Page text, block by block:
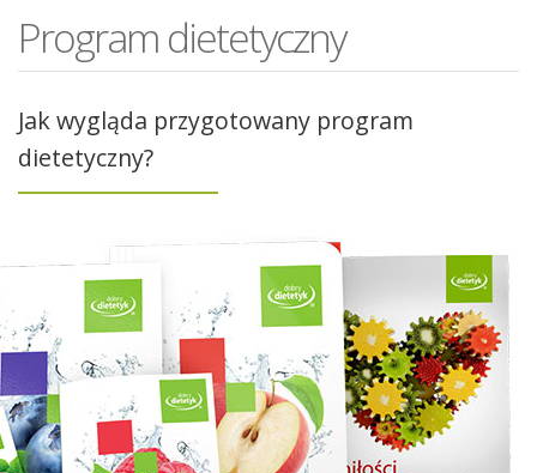
Program dietetyczny
Jak wygląda przygotowany program
dietetyczny?